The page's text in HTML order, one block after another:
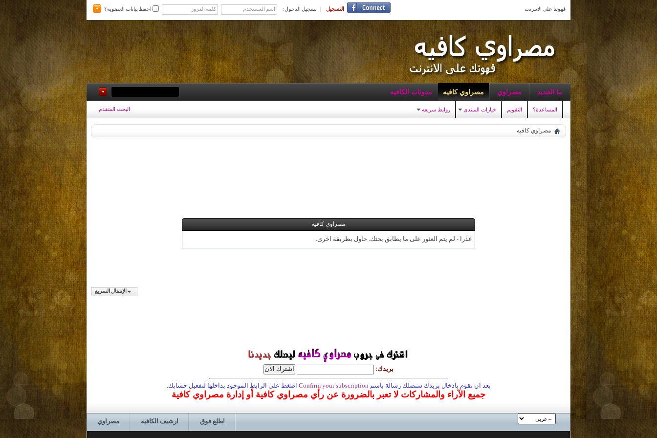
قهوتنا على الانترنت التسجيل تسجيل الدخول: احفظ بيانات العضوية؟
ما الجديد مصراوي مصراوي كافيه
المساعدة؟ التقويم خيارات المنتدى روابط سريعه
مدونات الكافيه
البحث المتقدم
مصراوي كافيه
مصراوي كافيه
عذرا - لم يتم العثور على ما يطابق بحثك. حاول بطريقة اخرى.
الإنتقال السريع
بريدك:
بعد ان تقوم بادخال بريدك ستصلك رسالة باسم Confirm your subscription اضغط علي الرابط الموجود بداخلها لتفعيل حسابك.
جميع الآراء والمشاركات لا تعبر بالضرورة عن رأي مصراوي كافية أو إدارة مصراوي كافية
مصراوي ارشيف الكافيه اطلع فوق